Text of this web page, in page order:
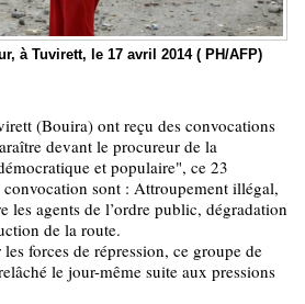
à Tuvirett, le 17 avril 2014 ( PH/AFP)
(Bouira) ont reçu des convocations
devant le procureur de la
et populaire", ce 23
sont : Attroupement illégal,
les agents de l’ordre public, dégradation
de la route.
forces de répression, ce groupe de
le jour-même suite aux pressions